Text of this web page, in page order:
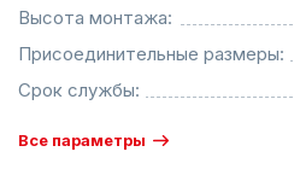
Высота монтажа:
Присоединительные размеры:
Срок службы:
Все параметры